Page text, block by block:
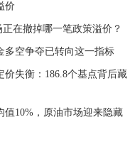
价
在撤掉哪一笔政策溢价？
多空争夺已转向这一指标
价失衡：186.8个基点背后藏
值10%，原油市场迎来隐藏